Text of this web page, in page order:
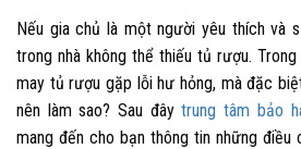
Nếu gia chủ là một người yêu thích và
trong nhà không thể thiếu tủ rượu.
may tủ rượu gặp lỗi hư hỏng, mà đặc
nên làm sao? Sau đâytrung tâm bảo
mang đến cho bạn thông tin những điều